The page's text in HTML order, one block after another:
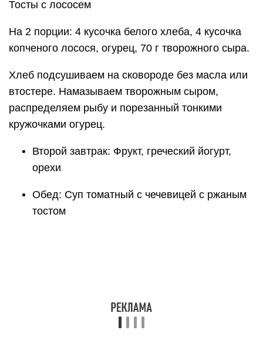
Тосты с лососем
На 2 порции: 4 кусочка белого хлеба, 4 кусочка
копченого лосося, огурец, 70 г творожного сыра.
Хлеб подсушиваем на сковороде без масла или
втостере. Намазываем творожным сыром,
распределяем рыбу и порезанный тонкими
кружочками огурец.
Второй завтрак: Фрукт, греческий йогурт,
орехи
Обед: Суп томатный с чечевицей с ржаным
тостом